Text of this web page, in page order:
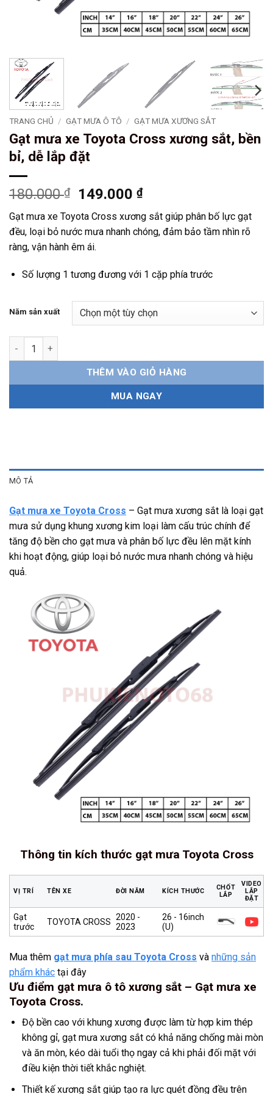
TRANG CHỦ / GẠT MƯA Ô TÔ / GẠT MƯA XƯƠNG SẮT
Gạt mưa xe Toyota Cross xương sắt, bền
bỉ, dễ lắp đặt
180.000₫
Giá
gốc
là:
180.000 ₫.
149.000₫Giá
hiện
tại
là:
Gạt mưa xe Toyota Cross xương sắt giúp phân bố lực gạt
đều, loại bỏ nước mưa nhanh chóng, đảm bảo tầm nhìn rõ
ràng, vận hành êm ái.
Số lượng 1 tương đương với 1 cặp phía trước
Năm sản xuất
Gạt mưa xe Toyota Cross xương sắt, bền bỉ, dễ lắp đặt số lượng
THÊM VÀO GIỎ HÀNG
MUA NGAY
MÔ TẢ
Gạt mưa xe Toyota Cross – Gạt mưa xương sắt là loại gạt
mưa sử dụng khung xương kim loại làm cấu trúc chính để
tăng độ bền cho gạt mưa và phân bố lực đều lên mặt kính
khi hoạt động, giúp loại bỏ nước mưa nhanh chóng và hiệu
quả.
Thông tin kích thước gạt mưa Toyota Cross
VỊ TRÍ TÊN XE ĐỜI NĂM KÍCH THƯỚC
CHỐT
LẮP
VIDEO
LẮP
ĐẶT
Gạt
trước
TOYOTA CROSS 2020 -
2023
26 - 16inch
(U)
Mua thêm gạt mưa phía sau Toyota Cross và những sản
phẩm khác tại đây
Ưu điểm gạt mưa ô tô xương sắt – Gạt mưa xe
Toyota Cross.
Độ bền cao với khung xương được làm từ hợp kim thép
không gỉ, gạt mưa xương sắt có khả năng chống mài mòn
và ăn mòn, kéo dài tuổi thọ ngay cả khi phải đối mặt với
điều kiện thời tiết khắc nghiệt.
Thiết kế xương sắt giúp tạo ra lực quét đồng đều trên